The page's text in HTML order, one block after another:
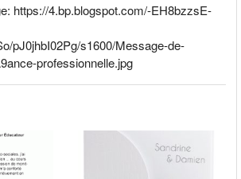
https://4.bp.blogspot.com/-EH8bzzsE-
pJ0jhbI02Pg/s1600/Message-de-
professionnelle.jpg